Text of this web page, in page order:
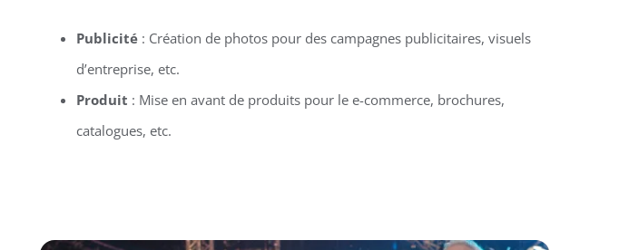
Publicité : Création de photos pour des campagnes publicitaires, visuels
d’entreprise, etc.
Produit : Mise en avant de produits pour le e-commerce, brochures,
catalogues, etc.